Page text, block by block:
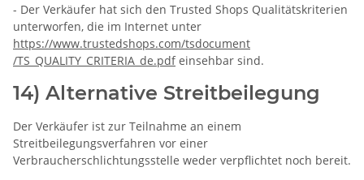
- Der Verkäufer hat sich den Trusted Shops Qualitätskriterien
unterworfen, die im Internet unter
https://www.trustedshops.com/tsdocument
/TS_QUALITY_CRITERIA_de.pdfeinsehbar sind.
14) Alternative Streitbeilegung
Der Verkäufer ist zur Teilnahme an einem
Streitbeilegungsverfahren vor einer
Verbraucherschlichtungsstelle weder verpflichtet noch bereit.